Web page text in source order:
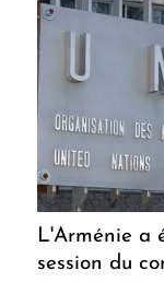
L'Arménie a
session du